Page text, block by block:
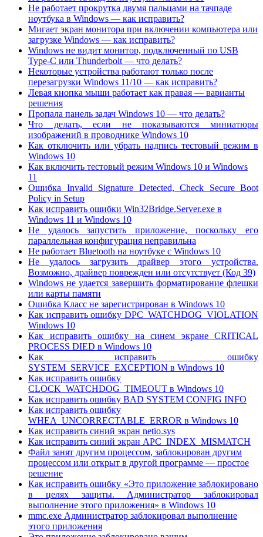
Не работает прокрутка двумя пальцами на тачпаде
ноутбука в Windows — как исправить?
Мигает экран монитора при включении компьютера или
загрузке Windows — как исправить?
Windows не видит монитор, подключенный по USB
Type-C или Thunderbolt — что делать?
Некоторые устройства работают только после
перезагрузки Windows 11/10 — как исправить?
Левая кнопка мыши работает как правая — варианты
решения
Пропала панель задач Windows 10 — что делать?
Что делать, если не показываются миниатюры
изображений в проводнике Windows 10
Как отключить или убрать надпись тестовый режим в
Windows 10
Как включить тестовый режим Windows 10 и Windows
11
Ошибка Invalid Signature Detected, Check Secure Boot
Policy in Setup
Как исправить ошибки Win32Bridge.Server.exe в
Windows 11 и Windows 10
Не удалось запустить приложение, поскольку его
параллельная конфигурация неправильна
Не работает Bluetooth на ноутбуке с Windows 10
Не удалось загрузить драйвер этого устройства.
Возможно, драйвер поврежден или отсутствует (Код 39)
Windows не удается завершить форматирование флешки
или карты памяти
Ошибка Класс не зарегистрирован в Windows 10
Как исправить ошибку DPC_WATCHDOG_VIOLATION
Windows 10
Как исправить ошибку на синем экране CRITICAL
PROCESS DIED в Windows 10
Как исправить ошибку
SYSTEM_SERVICE_EXCEPTION в Windows 10
Как исправить ошибку
CLOCK_WATCHDOG_TIMEOUT в Windows 10
Как исправить ошибку BAD SYSTEM CONFIG INFO
Как исправить ошибку
WHEA_UNCORRECTABLE_ERROR в Windows 10
Как исправить синий экран netio.sys
Как исправить синий экран APC_INDEX_MISMATCH
Файл занят другим процессом, заблокирован другим
процессом или открыт в другой программе — простое
решение
Как исправить ошибку «Это приложение заблокировано
в целях защиты. Администратор заблокировал
выполнение этого приложения» в Windows 10
mmc.exe Администратор заблокировал выполнение
этого приложения